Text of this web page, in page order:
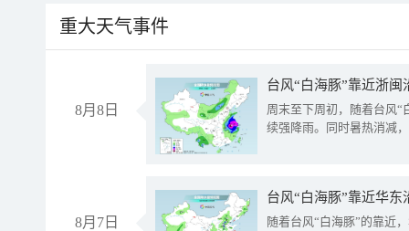
重大天气事件
8月8日
台风“白海豚”靠近浙
周末至下周初，随着台风“
续强降雨。同时暑热消减
8月7日
台风“白海豚”靠近华
随着台风“白海豚”的靠近